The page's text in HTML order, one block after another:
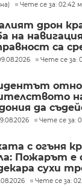
Чете се за: 02:42
дрон
на
са
Чете се за:
да
на Ива
Чете се за:
с огъня
Пожарът е
сухи
гораЧете се за: